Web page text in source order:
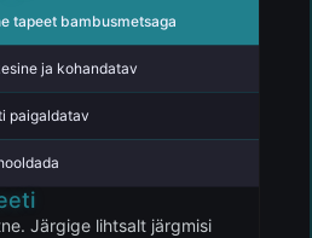
tapeet bambusmetsaga
ja kohandatav
paigaldatav
Järgige lihtsalt järgmisi